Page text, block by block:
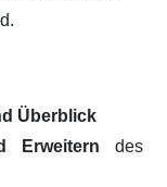
Überblick
Erweitern des